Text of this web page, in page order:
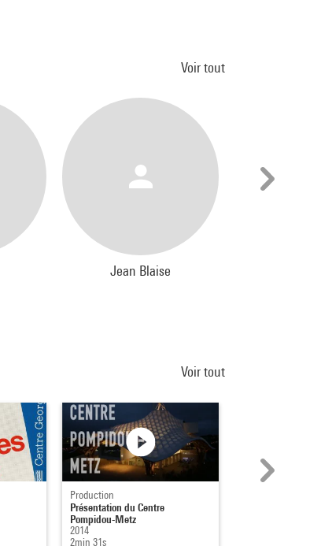
Voir tout
Jean Blaise
Voir tout
Production
Présentation du Centre
Pompidou-Metz
2014
2min 31s